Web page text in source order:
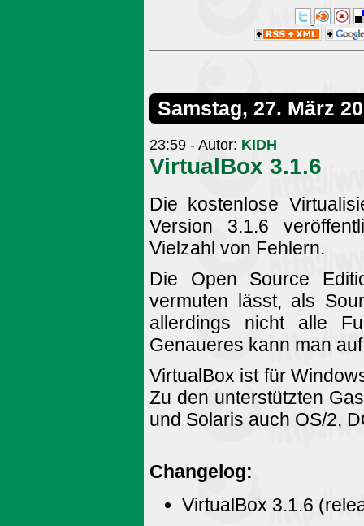
Samstag, 27. März
23:59 - Autor: KIDH
VirtualBox 3.1.6
Die kostenlose
Version 3.1.6
Vielzahl von Fehlern.
Die Open Source
vermuten lässt, als
allerdings nicht alle
Genaueres kann man
VirtualBox ist für
Zu den unterstützten
und Solaris auch OS/2,
Changelog:
VirtualBox 3.1.6